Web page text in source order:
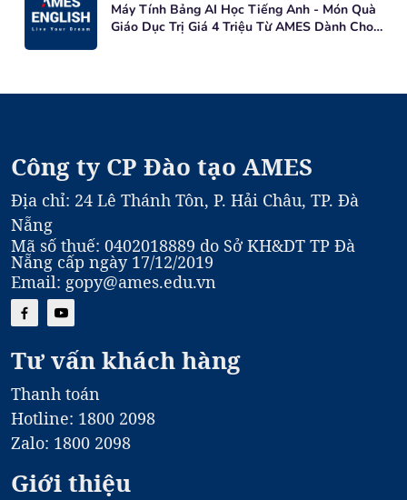
Máy Tính Bảng AI Học Tiếng Anh - Món Quà
Giáo Dục Trị Giá 4 Triệu Từ AMES Dành Cho
Công ty CP Đào tạo AMES
Địa chỉ: 24 Lê Thánh Tôn, P. Hải Châu, TP. Đà
Nẵng
Mã số thuế: 0402018889 do Sở KH&DT TP Đà
Nẵng cấp ngày 17/12/2019
Email: gopy@ames.edu.vn
Tư vấn khách hàng
Thanh toán
Hotline: 1800 2098
Zalo: 1800 2098
Giới thiệu